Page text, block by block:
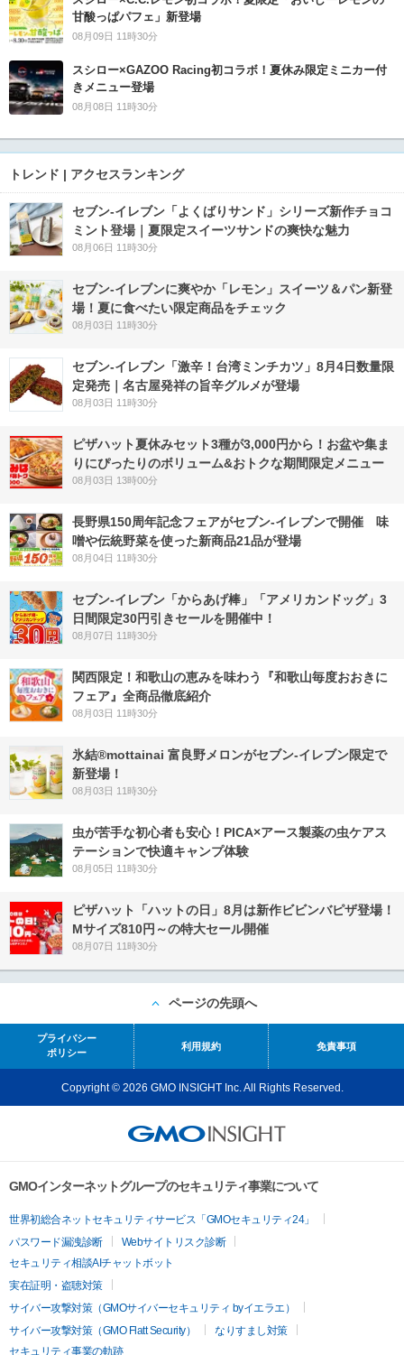
甘酸っぱパフェ」新登場
08月09日 11時30分
スシロー×GAZOO Racing初コラボ！夏休み限定ミニカー付
きメニュー登場
08月08日 11時30分
トレンド | アクセスランキング
セブン‐イレブン「よくばりサンド」シリーズ新作チョコ
ミント登場｜夏限定スイーツサンドの爽快な魅力
08月06日 11時30分
セブン‐イレブンに爽やか「レモン」スイーツ＆パン新登
場！夏に食べたい限定商品をチェック
08月03日 11時30分
セブン-イレブン「激辛！台湾ミンチカツ」8月4日数量限
定発売｜名古屋発祥の旨辛グルメが登場
08月03日 11時30分
ピザハット夏休みセット3種が3,000円から！お盆や集ま
りにぴったりのボリューム&おトクな期間限定メニュー
08月03日 13時00分
長野県150周年記念フェアがセブン-イレブンで開催 味
噌や伝統野菜を使った新商品21品が登場
08月04日 11時30分
セブン‐イレブン「からあげ棒」「アメリカンドッグ」3
日間限定30円引きセールを開催中！
08月07日 11時30分
関西限定！和歌山の恵みを味わう『和歌山毎度おおきに
フェア』全商品徹底紹介
08月03日 11時30分
氷結®mottainai 富良野メロンがセブン‐イレブン限定で
新登場！
08月03日 11時30分
虫が苦手な初心者も安心！PICA×アース製薬の虫ケアス
テーションで快適キャンプ体験
08月05日 11時30分
ピザハット「ハットの日」8月は新作ビビンバピザ登場！
Mサイズ810円～の特大セール開催
08月07日 11時30分
ページの先頭へ
プライバシー
ポリシー
利用規約 免責事項
Copyright © 2026 GMO INSIGHT Inc. All Rights Reserved.
GMOインターネットグループのセキュリティ事業について
世界初総合ネットセキュリティサービス「GMOセキュリティ24」
パスワード漏洩診断
Webサイトリスク診断
セキュリティ相談AIチャットボット
実在証明・盗聴対策
サイバー攻撃対策（GMOサイバーセキュリティ byイエラエ）
サイバー攻撃対策（GMO Flatt Security）
なりすまし対策
セキュリティ事業の軌跡